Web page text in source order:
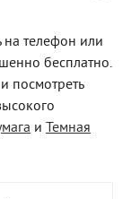
на телефон или
бесплатно.
посмотреть
и Темная